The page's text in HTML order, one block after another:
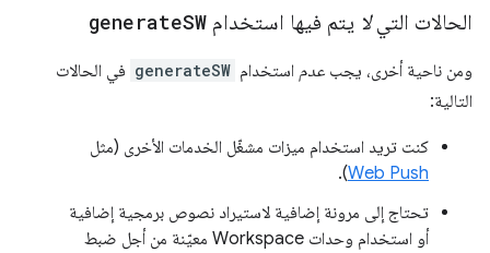
الحالات التيلا يتم فيها استخدام generateSW
ومن ناحية أخرى، يجب عدم استخدام generateSW في الحالات
التالية:
كنت تريد استخدام ميزات مشغّل الخدمات الأخرى (مثل
Web Push
).
تحتاج إلى مرونة إضافية لاستيراد نصوص برمجية إضافية
أو استخدام وحدات Workspace معيّنة من أجل ضبط